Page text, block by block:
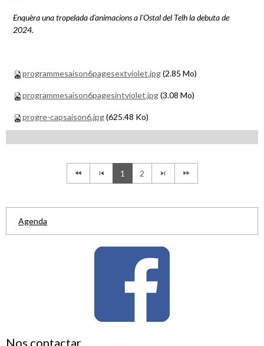
Enquèra una tropelada d'animacions a l'Ostal del Telh la debuta de
2024.
programmesaison6pagesextviolet.jpg(2.85 Mo)
programmesaison6pagesintviolet.jpg(3.08 Mo)
progre-capsaison6.jpg(625.48 Ko)
1 2
Agenda
Nos contactar